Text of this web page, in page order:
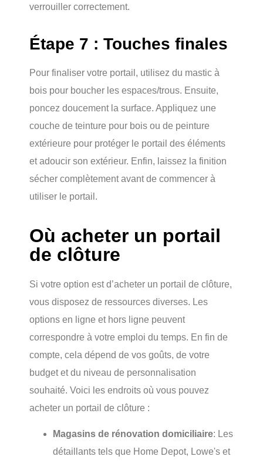
verrouiller correctement.
Étape 7 : Touches finales
Pour finaliser votre portail, utilisez du mastic à
bois pour boucher les espaces/trous. Ensuite,
poncez doucement la surface. Appliquez une
couche de teinture pour bois ou de peinture
extérieure pour protéger le portail des éléments
et adoucir son extérieur. Enfin, laissez la finition
sécher complètement avant de commencer à
utiliser le portail.
Où acheter un portail
de clôture
Si votre option est d’acheter un portail de clôture,
vous disposez de ressources diverses. Les
options en ligne et hors ligne peuvent
correspondre à votre emploi du temps. En fin de
compte, cela dépend de vos goûts, de votre
budget et du niveau de personnalisation
souhaité. Voici les endroits où vous pouvez
acheter un portail de clôture :
Magasins de rénovation domiciliaire: Les
détaillants tels que Home Depot, Lowe's et